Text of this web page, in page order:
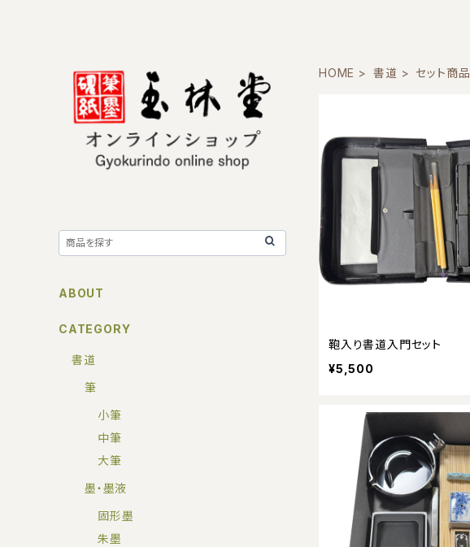
HOME 書道 セット商品
鞄入り書道入門セット
¥5,500
ABOUT
CATEGORY
書道
筆
小筆
中筆
大筆
墨・墨液
固形墨
朱墨